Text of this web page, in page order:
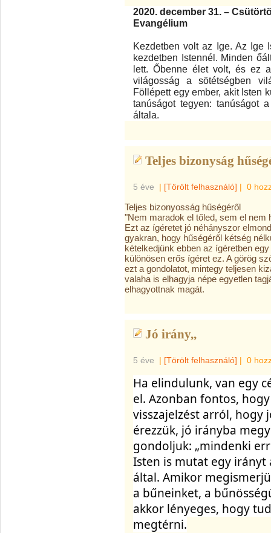
2020. december 31. –
Evangélium
Kezdetben volt az Ige. Az Ige
kezdetben Istennél. Minden
lett. Őbenne élet volt, és ez
világosság a sötétségben
Föllépett egy ember, akit Isten
tanúságot tegyen: tanúságot
általa.
Teljes bizonyság
5 éve | [Törölt felhasználó] | 0
Teljes bizonyosság hűségéről
"Nem maradok el tőled, sem el nem
Ezt az ígéretet jó néhányszor
gyakran, hogy hűségéről kétség
kételkedjünk ebben az ígéretben
különösen erős ígéret ez. A görög
ezt a gondolatot, mintegy teljesen
valaha is elhagyja népe egyetlen
elhagyottnak magát.
Jó irány,,
5 éve | [Törölt felhasználó] | 0
Ha elindulunk, van egy
el. Azonban fontos,
visszajelzést arról, hogy
érezzük, jó irányba
gondoljuk: „mindenki
Isten is mutat egy irányt
által. Amikor
a bűneinket, a
akkor lényeges, hogy
megtérni.